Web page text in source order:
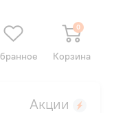
0
Корзина
Акции